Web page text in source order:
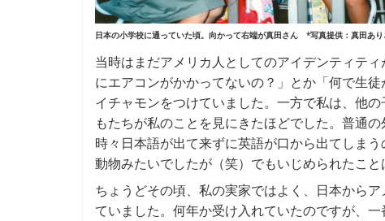
日本の小学校に通っていた頃。向かって右端が真田さん *写真提供：真田あり
当時はまだアメリカ人としてのアイデンティテ
にエアコンがかかってないの？」とか「何で生
イチャモンをつけていました。一方で私は、他
もたちが私のことを見にきたほどでした。普通
時々日本語が出て来ずに英語が口から出てしま
動物みたいでしたが（笑）でもいじめられたこと
ちょうどその頃、私の実家ではよく、日本から
ていました。何年か受け入れていたのですが、